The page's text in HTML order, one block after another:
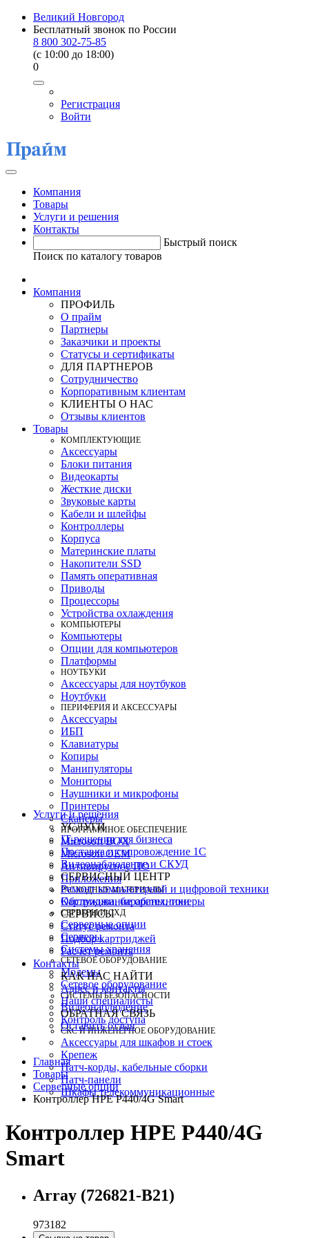
Великий Новгород
Бесплатный звонок по России
8 800 302-75-85
(c 10:00 до 18:00)
0
Регистрация
Войти
Компания
Товары
Услуги и решения
Контакты
Быстрый поиск
Поиск по каталогу товаров
Компания
ПРОФИЛЬ
О прайм
Партнеры
Заказчики и проекты
Статусы и сертификаты
ДЛЯ ПАРТНЕРОВ
Сотрудничество
Корпоративным клиентам
КЛИЕНТЫ О НАС
Отзывы клиентов
Товары
КOМПЛЕКТУЮЩИЕ
Аксессуары
Блоки питания
Видеокарты
Жесткие диски
Звуковые карты
Кабели и шлейфы
Контроллеры
Корпуса
Материнские платы
Накопители SSD
Память оперативная
Приводы
Процессоры
Устройства охлаждения
КОМПЬЮТЕРЫ
Компьютеры
Опции для компьютеров
Платформы
НОУТБУКИ
Аксессуары для ноутбуков
Ноутбуки
ПЕРИФЕРИЯ И АКСЕССУАРЫ
Аксессуары
ИБП
Клавиатуры
Копиры
Манипуляторы
Мониторы
Наушники и микрофоны
Принтеры
Сканеры
ПРОГРАММНОЕ ОБЕСПЕЧЕНИЕ
Microsoft BOX
Microsoft OEM
Антивирусное ПО
Приложения
РАСХОДНЫЕ МАТЕРИАЛЫ
Картриджи, барабаны, тонеры
СЕРВЕРЫ И СХД
Серверные опции
Серверы
Системы хранения
СЕТЕВОЕ ОБОРУДОВАНИЕ
Модемы
Сетевое оборудование
СИСТЕМЫ БЕЗОПАСНОСТИ
Видеонаблюдение
Контроль доступа
СКС И ИНЖЕНЕРНОЕ ОБОРУДОВАНИЕ
Аксессуары для шкафов и стоек
Крепеж
Патч-корды, кабельные сборки
Патч-панели
Шкафы телекоммуникационные
Услуги и решения
УСЛУГИ
IT-решения для бизнеса
Поставка и сопровождение 1C
Видеонаблюдение и СКУД
СЕРВИСНЫЙ ЦЕНТР
Ремонт компьютерной и цифровой техники
Обслуживание оргтехники
СЕРВИСЫ
Статус ремонта
Подбор картриджей
Расчет ремонта
Контакты
КАК НАС НАЙТИ
Адрес и контакты
Наши специалисты
ОБРАТНАЯ СВЯЗЬ
Оставить отзыв
Главная
Товары
Серверные опции
Контроллер HPE P440/4G Smart
Контроллер HPE P440/4G
Smart
Array (726821-B21)
973182